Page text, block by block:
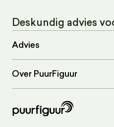
Deskundig advies
Advies
Over PuurFiguur